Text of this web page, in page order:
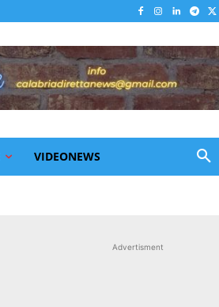
VIDEONEWS
Advertisment